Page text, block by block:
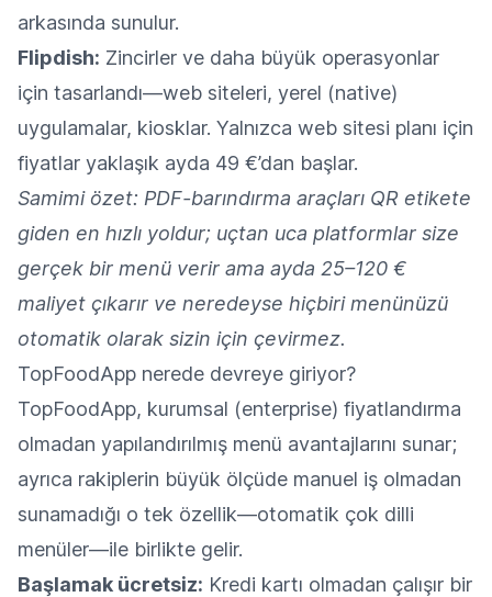
arkasında sunulur.
Flipdish: Zincirler ve daha büyük operasyonlar
için tasarlandı—web siteleri, yerel (native)
uygulamalar, kiosklar. Yalnızca web sitesi planı için
fiyatlar yaklaşık ayda 49 €’dan başlar.
Samimi özet: PDF-barındırma araçları QR etikete
giden en hızlı yoldur; uçtan uca platformlar size
gerçek bir menü verir ama ayda 25–120 €
maliyet çıkarır ve neredeyse hiçbiri menünüzü
otomatik olarak sizin için çevirmez.
TopFoodApp nerede devreye giriyor?
TopFoodApp, kurumsal (enterprise) fiyatlandırma
olmadan yapılandırılmış menü avantajlarını sunar;
ayrıca rakiplerin büyük ölçüde manuel iş olmadan
sunamadığı o tek özellik—otomatik çok dilli
menüler—ile birlikte gelir.
Başlamak ücretsiz: Kredi kartı olmadan çalışır bir